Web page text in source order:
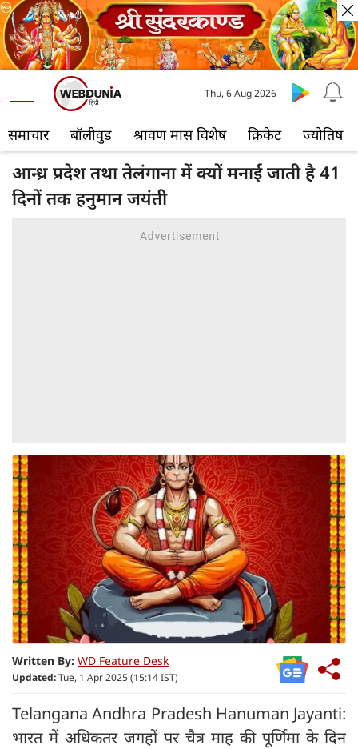
समाचार बॉलीवुड श्रावण मास विशेष क्रिकेट ज्योतिष
Thu, 6 Aug 2026
आन्ध्र प्रदेश तथा तेलंगाना में क्यों मनाई जाती है 41
दिनों तक हनुमान जयंती
Written By: WD Feature Desk
Updated:Tue, 1 Apr 2025 (15:14 IST)
Telangana Andhra Pradesh Hanuman Jayanti:
भारत में अधिकतर जगहों पर चैत्र माह की पूर्णिमा के दिन